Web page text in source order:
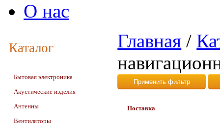
О нас
Каталог
Бытовая электроника
Акустические изделия
Антенны
Вентиляторы
Главная /
Поставка